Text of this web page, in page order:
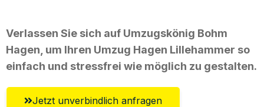
Verlassen Sie sich auf Umzugskönig Bohm
Hagen, um Ihren Umzug Hagen Lillehammer so
einfach und stressfrei wie möglich zu gestalten.
Jetzt unverbindlich anfragen